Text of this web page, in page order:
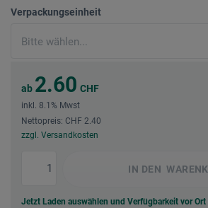
Verpackungseinheit
ab 2.60 CHF
inkl. 8.1% Mwst
Nettopreis: CHF 2.40
zzgl. Versandkosten
IN DEN
Jetzt Laden auswählen und Verfügbarkeit vor Ort